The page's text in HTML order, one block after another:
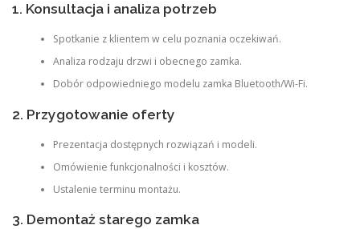
1. Konsultacja i analiza potrzeb
Spotkanie z klientem w celu poznania oczekiwań.
Analiza rodzaju drzwi i obecnego zamka.
Dobór odpowiedniego modelu zamka Bluetooth/Wi-Fi.
2. Przygotowanie oferty
Prezentacja dostępnych rozwiązań i modeli.
Omówienie funkcjonalności i kosztów.
Ustalenie terminu montażu.
3. Demontaż starego zamka